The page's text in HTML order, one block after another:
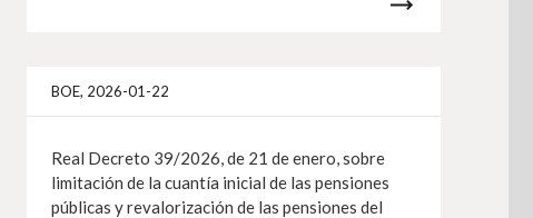
Info gehiagoBOE, 2026-01-22
Real Decreto 39/2026, de 21 de enero, sobre
limitación de la cuantía inicial de las pensiones
públicas y revalorización de las pensiones del